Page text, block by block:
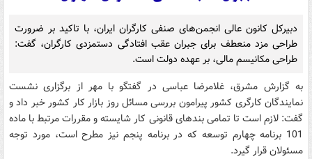
دبیرکل کانون عالی انجمن‌های صنفی کارگران ایران، با تاکید بر ضرورت
طراحی مزد منعطف برای جبران عقب افتادگی دستمزدی کارگران، گفت:
طراحی مکانیسم مالی، بر عهده دولت است.
به گزارش مشرق، غلامرضا عباسی در گفتگو با مهر از برگزاری نشست
نمایندگان کارگری کشور پیرامون بررسی مسائل روز بازار کار کشور خبر داد و
گفت: لازم است تا تمامی بندهای قانونی کار شایسته و مقررات مرتبط با ماده
101 برنامه چهارم توسعه که در برنامه پنجم نیز مطرح است، مورد توجه
مسئولان قرار گیرد.